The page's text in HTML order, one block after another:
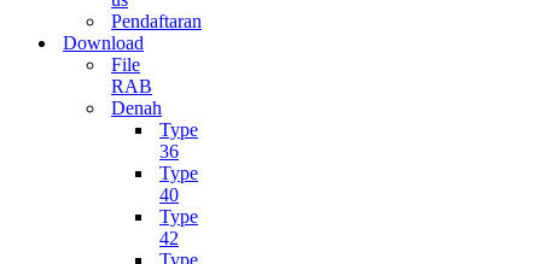
Pendaftaran
Download
File
RAB
Denah
Type
36
Type
40
Type
42
Type